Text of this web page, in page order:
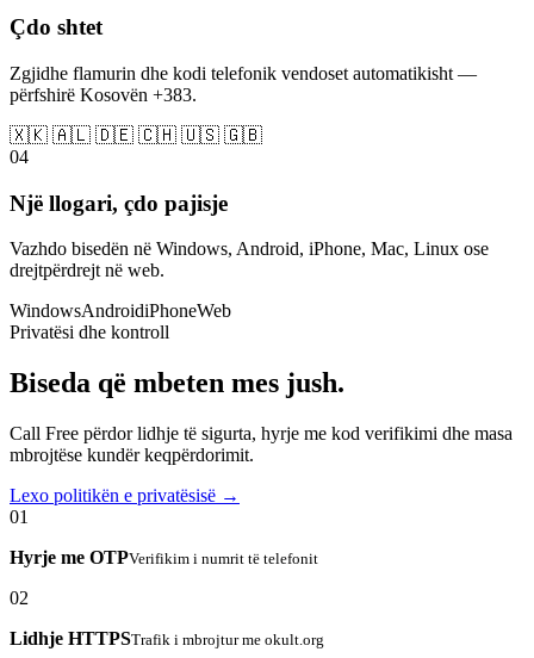
Çdo shtet
Zgjidhe flamurin dhe kodi telefonik vendoset automatikisht —
përfshirë Kosovën +383.
🇽🇰 🇦🇱 🇩🇪 🇨🇭 🇺🇸 🇬🇧
04
Një llogari, çdo pajisje
Vazhdo bisedën në Windows, Android, iPhone, Mac, Linux ose
drejtpërdrejt në web.
WindowsAndroidiPhoneWeb
Privatësi dhe kontroll
Biseda që mbeten mes jush.
Call Free përdor lidhje të sigurta, hyrje me kod verifikimi dhe masa
mbrojtëse kundër keqpërdorimit.
Lexo politikën e privatësisë →
01
Hyrje me OTPVerifikim i numrit të telefonit
02
Lidhje HTTPSTrafik i mbrojtur me okult.org